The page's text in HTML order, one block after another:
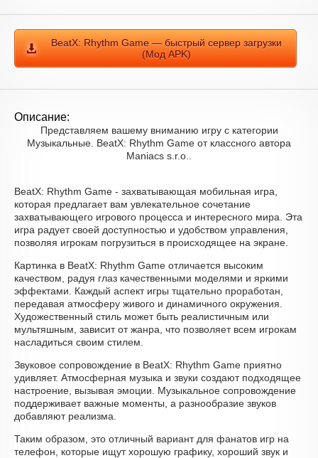
BeatX: Rhythm Game — быстрый сервер загрузки
(Мод APK)
Описание:
Представляем вашему вниманию игру с категории
Музыкальные. BeatX: Rhythm Game от классного автора
Maniacs s.r.o..
BeatX: Rhythm Game - захватывающая мобильная игра,
которая предлагает вам увлекательное сочетание
захватывающего игрового процесса и интересного мира. Эта
игра радует своей доступностью и удобством управления,
позволяя игрокам погрузиться в происходящее на экране.
Картинка в BeatX: Rhythm Game отличается высоким
качеством, радуя глаз качественными моделями и яркими
эффектами. Каждый аспект игры тщательно проработан,
передавая атмосферу живого и динамичного окружения.
Художественный стиль может быть реалистичным или
мультяшным, зависит от жанра, что позволяет всем игрокам
насладиться своим стилем.
Звуковое сопровождение в BeatX: Rhythm Game приятно
удивляет. Атмосферная музыка и звуки создают подходящее
настроение, вызывая эмоции. Музыкальное сопровождение
поддерживает важные моменты, а разнообразие звуков
добавляют реализма.
Таким образом, это отличный вариант для фанатов игр на
телефон, которые ищут хорошую графику, хороший звук и